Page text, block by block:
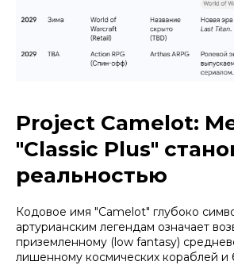
Project Camelot:
"Classic Plus"
реальностью
Кодовое имя "Camelot" глубоко
артурианским легендам означает
приземленному (low fantasy)
лишенному космических кораблей и